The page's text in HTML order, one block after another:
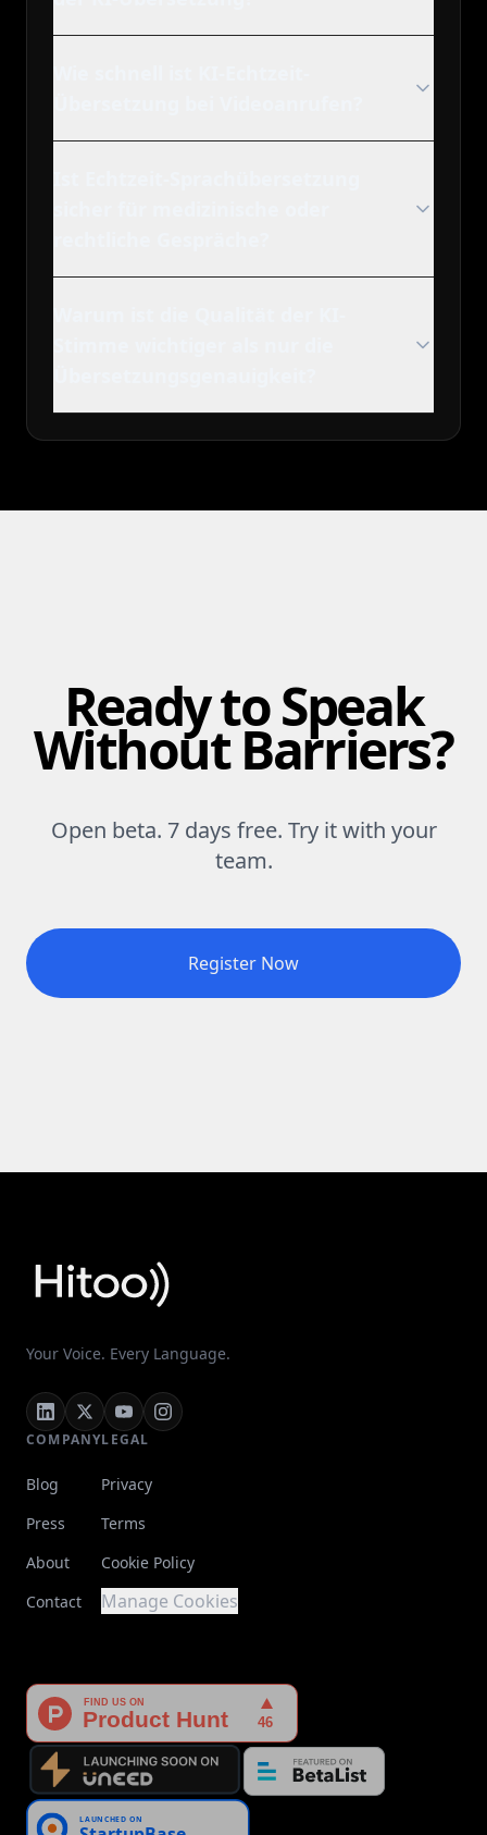
Ready to Speak
Without Barriers?
Open beta. 7 days free. Try it with your
team.
Register Now
Your Voice. Every Language.
COMPANY
Blog
Press
About
Contact
LEGAL
Privacy
Terms
Cookie Policy
Manage Cookies